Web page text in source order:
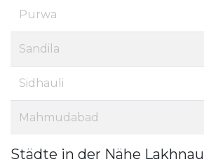
Purwa
Sandila
Sidhauli
Mahmudabad
Städte in der Nähe Lakhnau